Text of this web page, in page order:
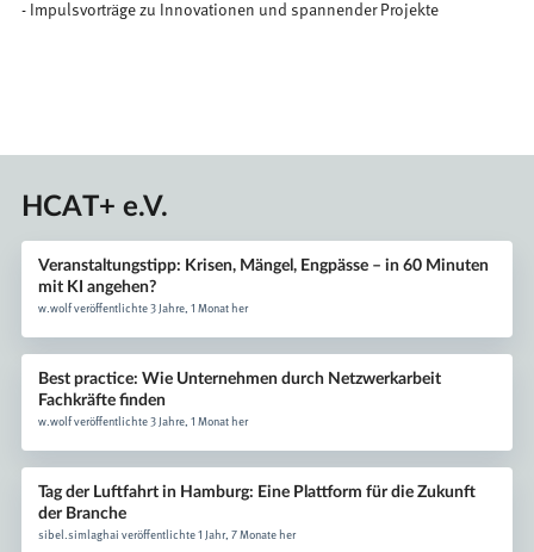
- Impulsvorträge zu Innovationen und spannender Projekte
HCAT+ e.V.
Veranstaltungstipp: Krisen, Mängel, Engpässe – in 60 Minuten
mit KI angehen?
w.wolf veröffentlichte 3 Jahre, 1 Monat her
Best practice: Wie Unternehmen durch Netzwerkarbeit
Fachkräfte finden
w.wolf veröffentlichte 3 Jahre, 1 Monat her
Tag der Luftfahrt in Hamburg: Eine Plattform für die Zukunft
der Branche
sibel.simlaghai veröffentlichte 1 Jahr, 7 Monate her